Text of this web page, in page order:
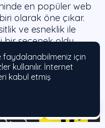
en popüler web
olarak öne çıkar.
ve esneklik ile
bir seçenek oldu.
faydalanabilmeniz için
kullanılır. İnternet
kabul etmiş